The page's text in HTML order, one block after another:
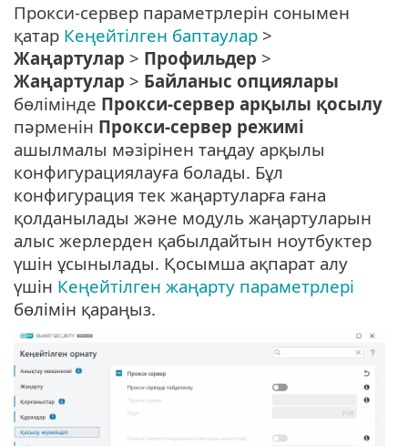
Прокси-сервер параметрлерін сонымен
қатар Кеңейтілген баптаулар >
Жаңартулар > Профильдер >
Жаңартулар > Байланыс опциялары
бөлімінде Прокси-сервер арқылы қосылу
пәрменін Прокси-сервер режимі
ашылмалы мәзірінен таңдау арқылы
конфигурациялауға болады. Бұл
конфигурация тек жаңартуларға ғана
қолданылады және модуль жаңартуларын
алыс жерлерден қабылдайтын ноутбуктер
үшін ұсынылады. Қосымша ақпарат алу
үшін Кеңейтілген жаңарту параметрлері
бөлімін қараңыз.